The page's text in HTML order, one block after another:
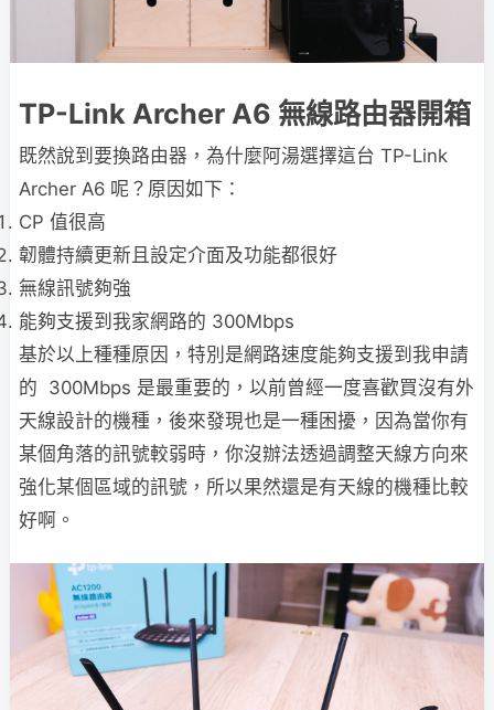
TP-Link Archer A6 無線路由器開箱
既然說到要換路由器，為什麼阿湯選擇這台 TP-Link
Archer A6 呢？原因如下：
CP 值很高
韌體持續更新且設定介面及功能都很好
無線訊號夠強
能夠支援到我家網路的 300Mbps
基於以上種種原因，特別是網路速度能夠支援到我申請
的 300Mbps 是最重要的，以前曾經一度喜歡買沒有外
天線設計的機種，後來發現也是一種困擾，因為當你有
某個角落的訊號較弱時，你沒辦法透過調整天線方向來
強化某個區域的訊號，所以果然還是有天線的機種比較
好啊。